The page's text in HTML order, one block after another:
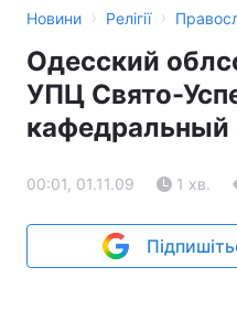
Новини › Релігії ›
Одесский
УПЦ Свято-
кафедральный
00:01, 01.11.09 1 хв.